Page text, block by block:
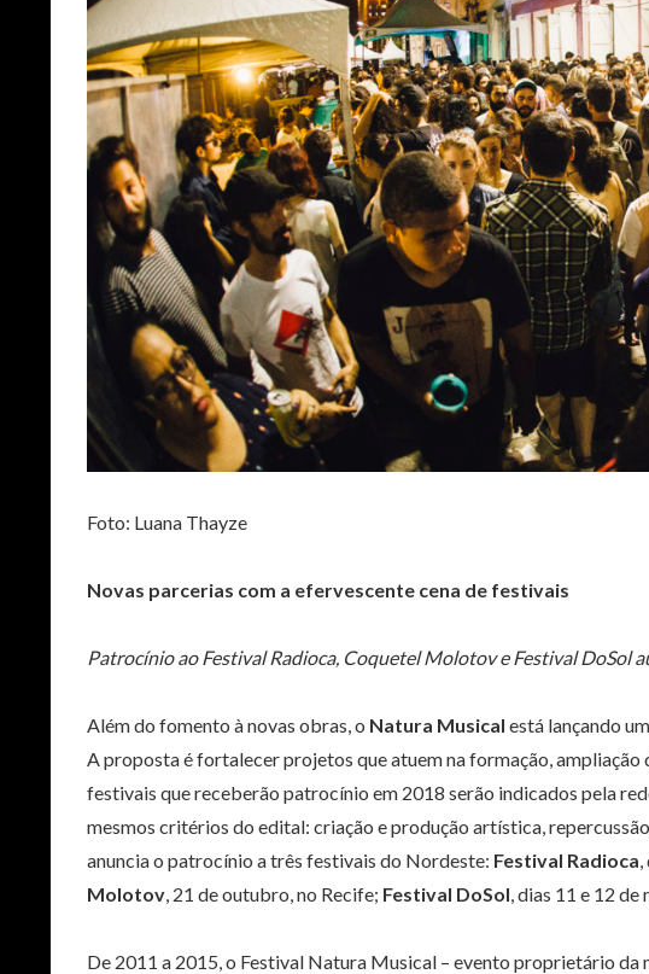
Foto: Luana Thayze
Novas parcerias com a efervescente cena de festivais
Patrocínio ao Festival Radioca, Coquetel Molotov e Festival DoSol
Além do fomento à novas obras, o Natura Musical está lançando
A proposta é fortalecer projetos que atuem na formação, ampliação
festivais que receberão patrocínio em 2018 serão indicados pela
mesmos critérios do edital: criação e produção artística,
anuncia o patrocínio a três festivais do Nordeste: Festival Radioca,
Molotov, 21 de outubro, no Recife; Festival DoSol, dias 11 e 12
De 2011 a 2015, o Festival Natura Musical – evento proprietário